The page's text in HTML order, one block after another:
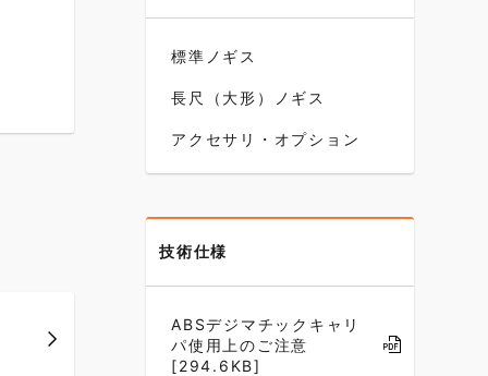
標準ノギス
長尺（大形）ノギス
アクセサリ・オプション
技術仕様
ABSデジマチックキャリ
パ使用上のご注意
[294.6KB]